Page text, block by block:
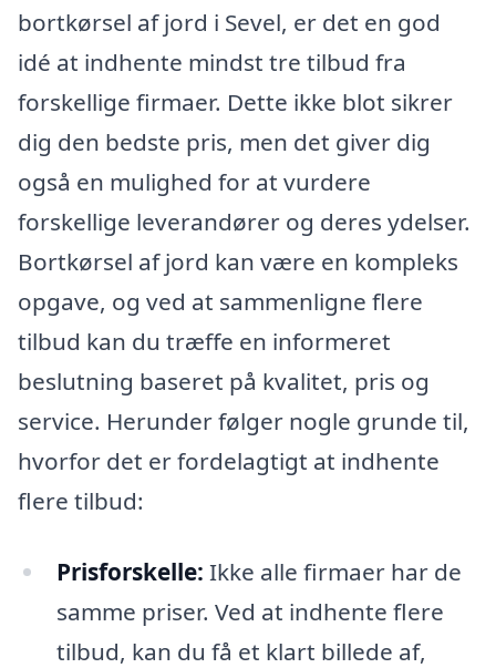
bortkørsel af jord i Sevel, er det en god
idé at indhente mindst tre tilbud fra
forskellige firmaer. Dette ikke blot sikrer
dig den bedste pris, men det giver dig
også en mulighed for at vurdere
forskellige leverandører og deres ydelser.
Bortkørsel af jord kan være en kompleks
opgave, og ved at sammenligne flere
tilbud kan du træffe en informeret
beslutning baseret på kvalitet, pris og
service. Herunder følger nogle grunde til,
hvorfor det er fordelagtigt at indhente
flere tilbud:
Prisforskelle: Ikke alle firmaer har de
samme priser. Ved at indhente flere
tilbud, kan du få et klart billede af,